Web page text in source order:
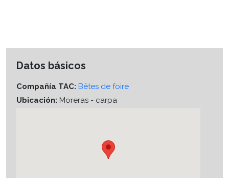
Datos básicos
Compañía TAC: Bêtes de foire
Ubicación: Moreras - carpa